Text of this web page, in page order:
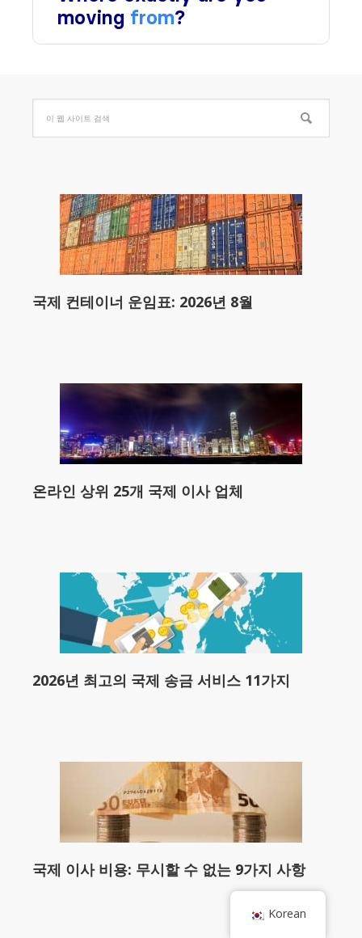
국제 컨테이너 운임표: 2026년 8월
온라인 상위 25개 국제 이사 업체
2026년 최고의 국제 송금 서비스 11가지
국제 이사 비용: 무시할 수 없는 9가지 사항
Korean